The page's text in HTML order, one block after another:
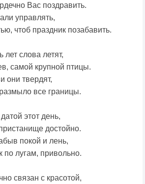
Вас поздравить.
управлять,
чтоб праздник позабавить.
лет слова летят,
самой крупной птицы.
они твердят,
все границы.
этот день,
достойно.
покой и лень,
по лугам, привольно.
связан с красотой,